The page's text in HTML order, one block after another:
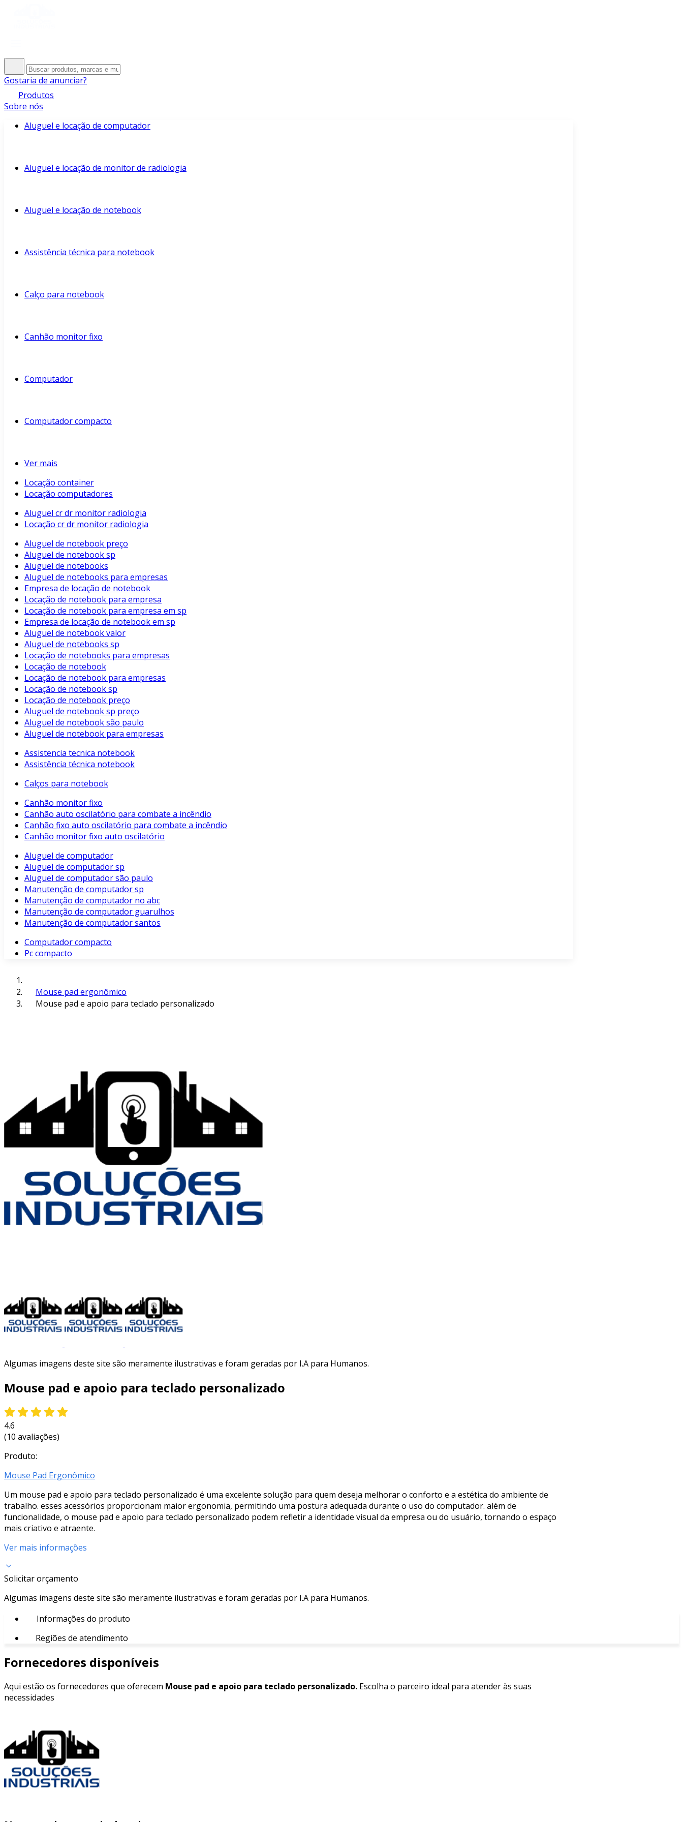
Gostaria de anunciar?
Produtos
Sobre nós
Aluguel e locação de computador
Aluguel e locação de monitor de radiologia
Aluguel e locação de notebook
Assistência técnica para notebook
Calço para notebook
Canhão monitor fixo
Computador
Computador compacto
Ver mais
Locação container
Locação computadores
Aluguel cr dr monitor radiologia
Locação cr dr monitor radiologia
Aluguel de notebook preço
Aluguel de notebook sp
Aluguel de notebooks
Aluguel de notebooks para empresas
Empresa de locação de notebook
Locação de notebook para empresa
Locação de notebook para empresa em sp
Empresa de locação de notebook em sp
Aluguel de notebook valor
Aluguel de notebooks sp
Locação de notebooks para empresas
Locação de notebook
Locação de notebook para empresas
Locação de notebook sp
Locação de notebook preço
Aluguel de notebook sp preço
Aluguel de notebook são paulo
Aluguel de notebook para empresas
Assistencia tecnica notebook
Assistência técnica notebook
Calços para notebook
Canhão monitor fixo
Canhão auto oscilatório para combate a incêndio
Canhão fixo auto oscilatório para combate a incêndio
Canhão monitor fixo auto oscilatório
Aluguel de computador
Aluguel de computador sp
Aluguel de computador são paulo
Manutenção de computador sp
Manutenção de computador no abc
Manutenção de computador guarulhos
Manutenção de computador santos
Computador compacto
Pc compacto
Mouse pad ergonômico
Mouse pad e apoio para teclado personalizado
Algumas imagens deste site são meramente ilustrativas e foram geradas por I.A para Humanos.
Mouse pad e apoio para teclado personalizado
4.6
(10 avaliações)
Produto:
Mouse Pad Ergonômico
Um mouse pad e apoio para teclado personalizado é uma excelente solução para quem deseja melhorar o conforto e a estética do ambiente de
trabalho. esses acessórios proporcionam maior ergonomia, permitindo uma postura adequada durante o uso do computador. além de
funcionalidade, o mouse pad e apoio para teclado personalizado podem refletir a identidade visual da empresa ou do usuário, tornando o espaço
mais criativo e atraente.
Ver mais informações
Solicitar orçamento
Algumas imagens deste site são meramente ilustrativas e foram geradas por I.A para Humanos.
Informações do produto
Regiões de atendimento
Fornecedores disponíveis
Aqui estão os fornecedores que oferecem Mouse pad e apoio para teclado personalizado. Escolha o parceiro ideal para atender às suas
necessidades